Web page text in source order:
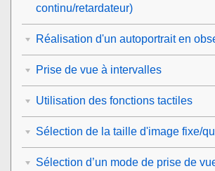
continu/retardateur)
Réalisation d'un autoportrait en
Prise de vue à intervalles
Utilisation des fonctions tactiles
Sélection de la taille d'image fixe/
Sélection d’un mode de prise de